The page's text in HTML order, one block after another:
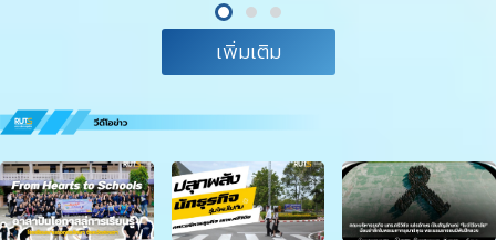
เพิ่มเติม